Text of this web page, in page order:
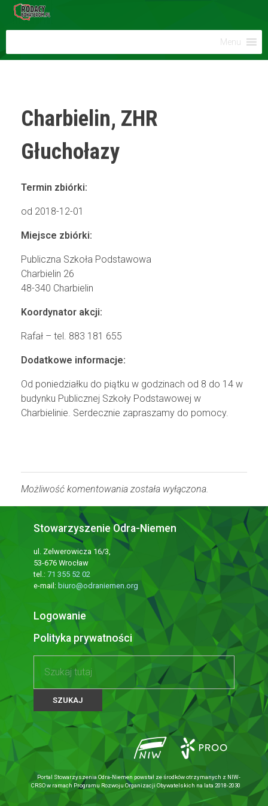
Menu
Charbielin, ZHR
Głuchołazy
Termin zbiórki:
od 2018-12-01
Miejsce zbiórki:
Publiczna Szkoła Podstawowa
Charbielin 26
48-340 Charbielin
Koordynator akcji:
Rafał – tel. 883 181 655
Dodatkowe informacje:
Od poniedziałku do piątku w godzinach od 8 do 14 w
budynku Publicznej Szkoły Podstawowej w
Charbielinie. Serdecznie zapraszamy do pomocy.
Możliwość komentowania została wyłączona.
Stowarzyszenie Odra-Niemen
ul. Zelwerowicza 16/3,
53-676 Wrocław
tel.: 71 355 52 02
e-mail: biuro@odraniemen.org
Logowanie
Polityka prywatności
Portal Stowarzyszenia Odra-Niemen powstał ze środków otrzymanych z NIW-
CRSO w ramach Programu Rozwoju Organizacji Obywatelskich na lata 2018-2030